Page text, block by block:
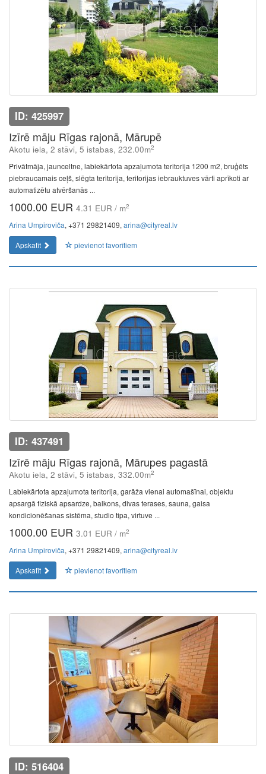
ID: 425997
Izīrē māju Rīgas rajonā, Mārupē
Akotu iela, 2 stāvi, 5 istabas, 232.00m2
Privātmāja, jaunceltne, labiekārtota apzaļumota teritorija 1200 m2, bruģēts
piebraucamais ceļš, slēgta teritorija, teritorijas iebrauktuves vārti aprīkoti ar
automatizētu atvēršanās ...
1000.00 EUR 4.31 EUR / m2
Arina Umpiroviča, +371 29821409, arina@cityreal.lv
Apskatīt
pievienot favorītiem
ID: 437491
Izīrē māju Rīgas rajonā, Mārupes pagastā
Akotu iela, 2 stāvi, 5 istabas, 332.00m2
Labiekārtota apzaļumota teritorija, garāža vienai automašīnai, objektu
apsargā fiziskā apsardze, balkons, divas terases, sauna, gaisa
kondicionēšanas sistēma, studio tipa, virtuve ...
1000.00 EUR 3.01 EUR / m2
Arina Umpiroviča, +371 29821409, arina@cityreal.lv
Apskatīt
pievienot favorītiem
ID: 516404